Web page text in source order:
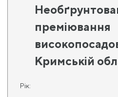
преміювання
Кримській
Рік: